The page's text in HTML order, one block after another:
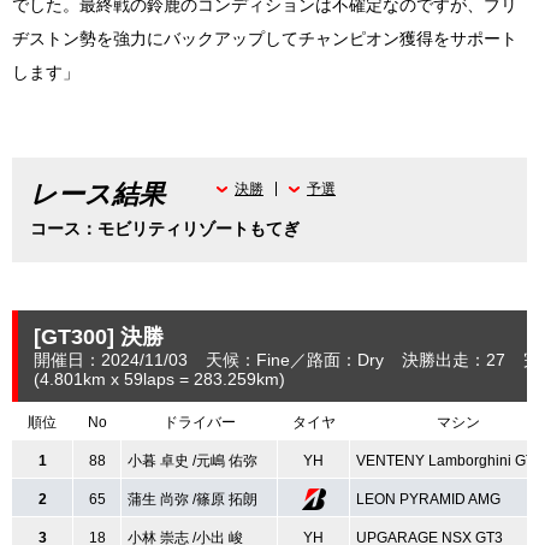
でした。最終戦の鈴鹿のコンディションは不確定なのですが、ブリ
ヂストン勢を強力にバックアップしてチャンピオン獲得をサポート
します」
レース結果
コース：モビリティリゾートもてぎ
決勝 予選
[GT300] 決勝
開催日：2024/11/03 天候：Fine 路面：Dry 決勝出走：27
(4.801 km x 59laps = 283.259km)
順位 No ドライバー タイヤ マシン
1 88 小暮 卓史 /元嶋 佑弥 YH VENTENY Lamborghini
2 65 蒲生 尚弥 /篠原 拓朗 LEON PYRAMID AMG
3 18 小林 崇志 /小出 峻 YH UPGARAGE NSX GT3